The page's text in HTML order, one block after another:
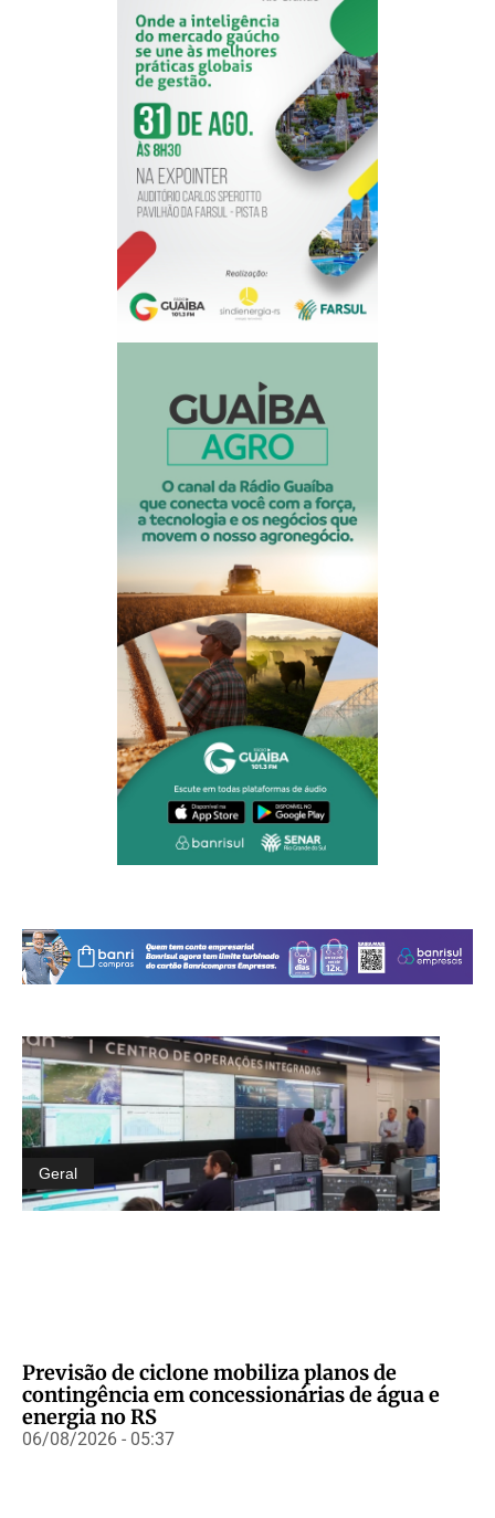
Geral
Previsão de ciclone mobiliza planos de
contingência em concessionárias de água e
energia no RS
06/08/2026 - 05:37